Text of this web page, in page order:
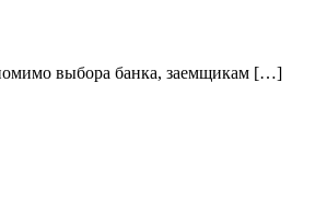
выбора банка, заемщикам […]